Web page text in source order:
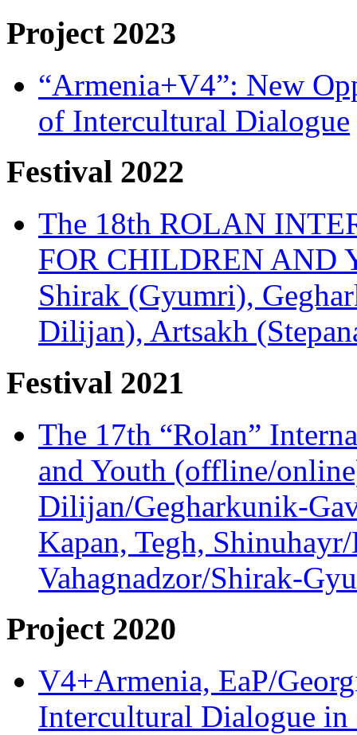
Project 2023
“Armenia+V4”: New
of Intercultural Dialogue
Festival 2022
The 18th ROLAN
FOR CHILDREN AND
Shirak (Gyumri),
Dilijan), Artsakh
Festival 2021
The 17th “Rolan”
and Youth (offline/
Dilijan/Gegharkunik-
Kapan, Tegh,
Vahagnadzor/Shirak-
Project 2020
V4+Armenia, EaP/
Intercultural Dialogue